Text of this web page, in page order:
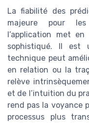
La fiabilité des
majeure pour
l’application met
sophistiqué. Il
technique peut
en relation ou la
relève
et de l’intuition du
rend pas la voyance
processus plus